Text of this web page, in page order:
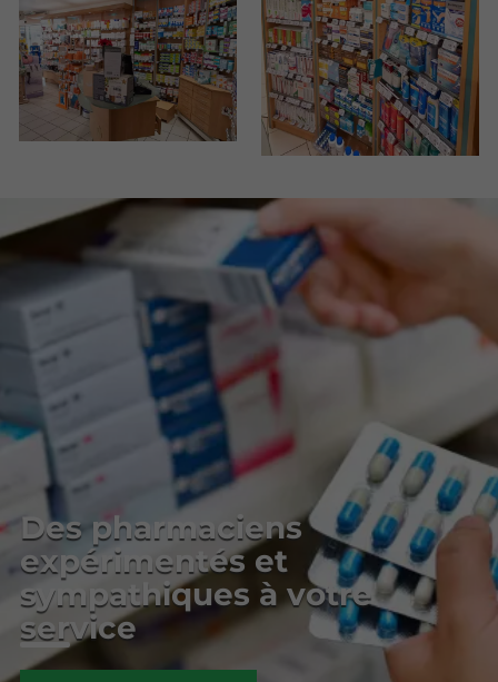
Des pharmaciens
expérimentés et
sympathiques à votre
service